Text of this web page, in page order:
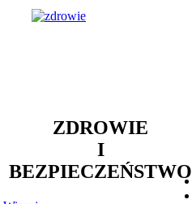
ZDROWIE
I
BEZPIECZEŃSTWO